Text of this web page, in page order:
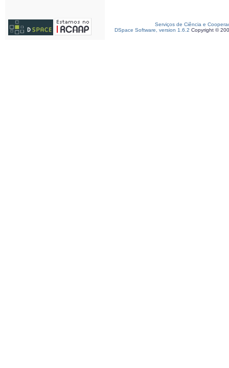
Serviços de Ciência e
DSpace Software, version 1.6.2 Copyright ©